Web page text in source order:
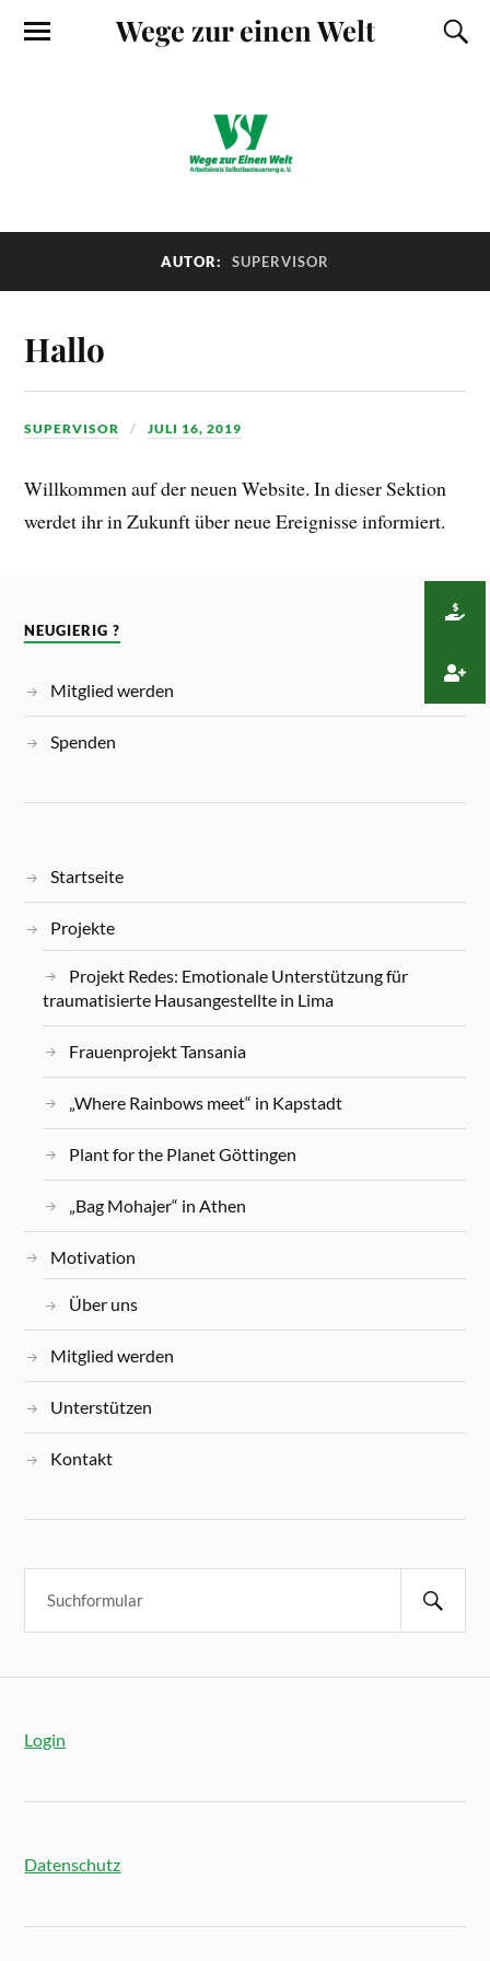
Wege zur einen Welt
AUTOR: SUPERVISOR
Hallo
SUPERVISOR JULI 16, 2019
Willkommen auf der neuen Website. In dieser Sektion
werdet ihr in Zukunft über neue Ereignisse informiert.
NEUGIERIG ?
Mitglied werden
Spenden
Startseite
Projekte
Projekt Redes: Emotionale Unterstützung für
traumatisierte Hausangestellte in Lima
Frauenprojekt Tansania
„Where Rainbows meet“ in Kapstadt
Plant for the Planet Göttingen
„Bag Mohajer“ in Athen
Motivation
Über uns
Mitglied werden
Unterstützen
Kontakt
Login
Datenschutz